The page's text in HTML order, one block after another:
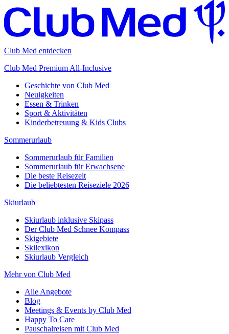
Club Med entdecken
Club Med Premium All-Inclusive
Geschichte von Club Med
Neuigkeiten
Essen & Trinken
Sport & Aktivitäten
Kinderbetreuung & Kids Clubs
Sommerurlaub
Sommerurlaub für Familien
Sommerurlaub für Erwachsene
Die beste Reisezeit
Die beliebtesten Reiseziele 2026
Skiurlaub
Skiurlaub inklusive Skipass
Der Club Med Schnee Kompass
Skigebiete
Skilexikon
Skiurlaub Vergleich
Mehr von Club Med
Alle Angebote
Blog
Meetings & Events by Club Med
Happy To Care
Pauschalreisen mit Club Med